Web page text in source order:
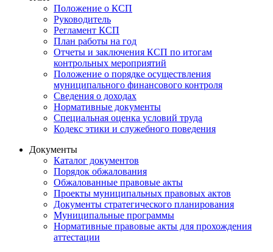
Положение о КСП
Руководитель
Регламент КСП
План работы на год
Отчеты и заключения КСП по итогам
контрольных мероприятий
Положение о порядке осуществления
муниципального финансового контроля
Сведения о доходах
Нормативные документы
Специальная оценка условий труда
Кодекс этики и служебного поведения
Документы
Каталог документов
Порядок обжалования
Обжалованные правовые акты
Проекты муниципальных правовых актов
Документы стратегического планирования
Муниципальные программы
Нормативные правовые акты для прохождения
аттестации